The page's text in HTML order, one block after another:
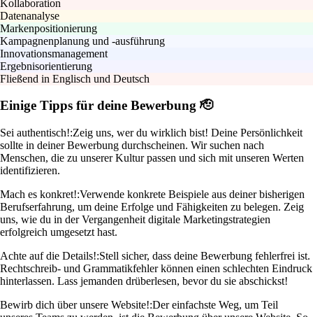
Kollaboration
Datenanalyse
Markenpositionierung
Kampagnenplanung und -ausführung
Innovationsmanagement
Ergebnisorientierung
Fließend in Englisch und Deutsch
Einige Tipps für deine Bewerbung 🫡
Sei authentisch!:Zeig uns, wer du wirklich bist! Deine Persönlichkeit
sollte in deiner Bewerbung durchscheinen. Wir suchen nach
Menschen, die zu unserer Kultur passen und sich mit unseren Werten
identifizieren.
Mach es konkret!:Verwende konkrete Beispiele aus deiner bisherigen
Berufserfahrung, um deine Erfolge und Fähigkeiten zu belegen. Zeig
uns, wie du in der Vergangenheit digitale Marketingstrategien
erfolgreich umgesetzt hast.
Achte auf die Details!:Stell sicher, dass deine Bewerbung fehlerfrei ist.
Rechtschreib- und Grammatikfehler können einen schlechten Eindruck
hinterlassen. Lass jemanden drüberlesen, bevor du sie abschickst!
Bewirb dich über unsere Website!:Der einfachste Weg, um Teil